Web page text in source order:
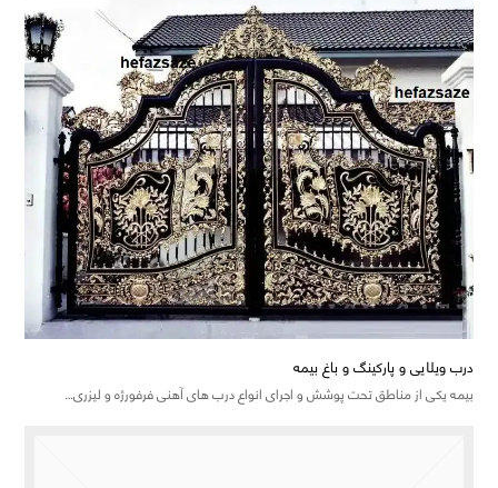
درب ویلایی و پارکینگ و باغ بیمه
بیمه یکی از مناطق تحت پوشش و اجرای انواع درب های آهنی فرفورژه و لیزری…